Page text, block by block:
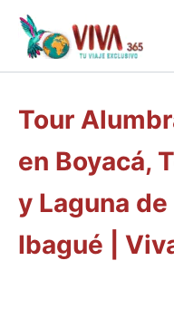
contenido
Tour
en Boyacá,
y Laguna
Ibagué |